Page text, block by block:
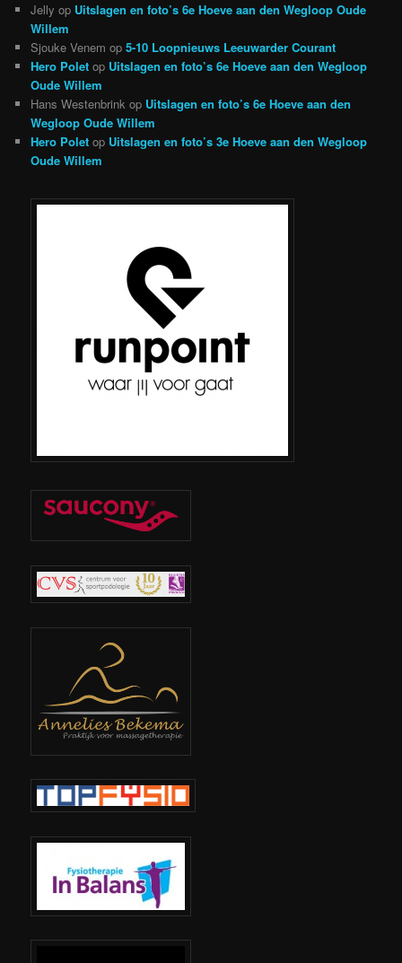
Jelly op Uitslagen en foto’s 6e Hoeve aan den Wegloop Oude
Willem
Sjouke Venem op5-10 Loopnieuws Leeuwarder Courant
Hero Polet op Uitslagen en foto’s 6e Hoeve aan den Wegloop
Oude Willem
Hans Westenbrink op Uitslagen en foto’s 6e Hoeve aan den
Wegloop Oude Willem
Hero Polet op Uitslagen en foto’s 3e Hoeve aan den Wegloop
Oude Willem